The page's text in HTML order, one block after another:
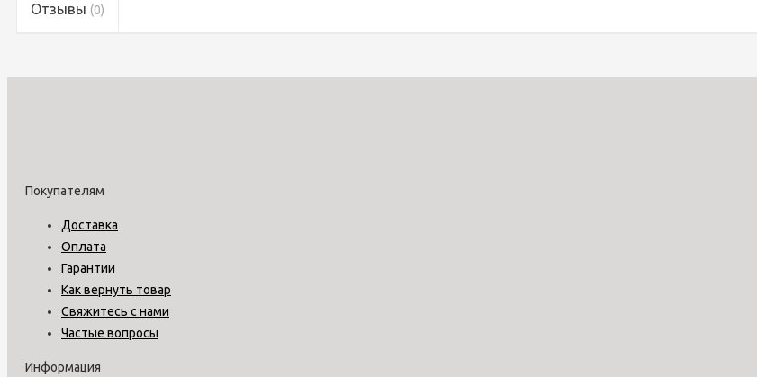
Отзывы (0)
Покупателям
Доставка
Оплата
Гарантии
Как вернуть товар
Свяжитесь с нами
Частые вопросы
Информация